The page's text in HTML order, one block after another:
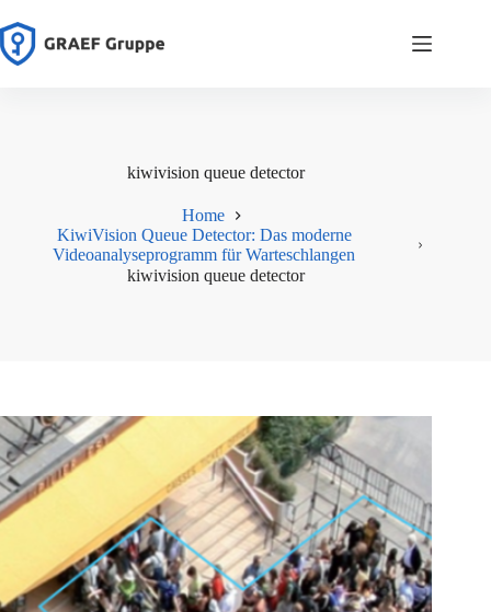
Inhalt
springen
kiwivision queue detector
Home
KiwiVision Queue Detector: Das moderne
Videoanalyseprogramm für Warteschlangen
kiwivision queue detector